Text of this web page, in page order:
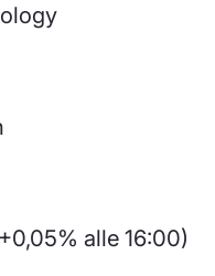
alle 16:00)